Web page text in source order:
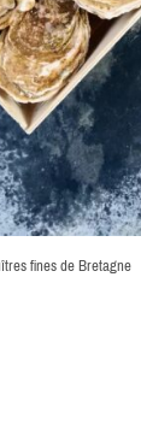
fines de Bretagne